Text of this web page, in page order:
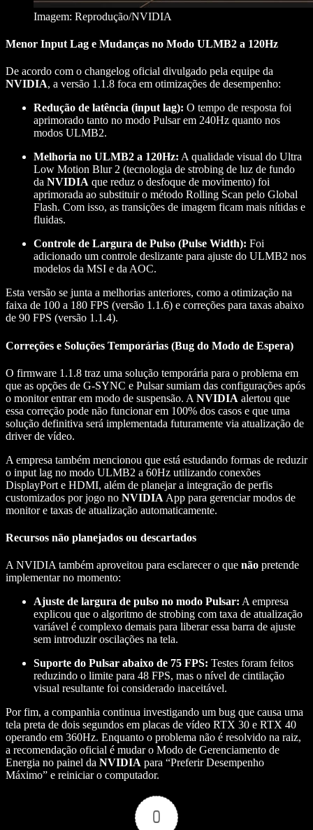
Imagem: Reprodução/NVIDIA
Menor Input Lag e Mudanças no Modo ULMB2 a 120Hz
De acordo com o changelog oficial divulgado pela equipe da
NVIDIA, a versão 1.1.8 foca em otimizações de desempenho:
Redução de latência (input lag): O tempo de resposta foi
aprimorado tanto no modo Pulsar em 240Hz quanto nos
modos ULMB2.
Melhoria no ULMB2 a 120Hz: A qualidade visual do Ultra
Low Motion Blur 2 (tecnologia de strobing de luz de fundo
da NVIDIA que reduz o desfoque de movimento) foi
aprimorada ao substituir o método Rolling Scan pelo Global
Flash. Com isso, as transições de imagem ficam mais nítidas e
fluidas.
Controle de Largura de Pulso (Pulse Width): Foi
adicionado um controle deslizante para ajuste do ULMB2 nos
modelos da MSI e da AOC.
Esta versão se junta a melhorias anteriores, como a otimização na
faixa de 100 a 180 FPS (versão 1.1.6) e correções para taxas abaixo
de 90 FPS (versão 1.1.4).
Correções e Soluções Temporárias (Bug do Modo de Espera)
O firmware 1.1.8 traz uma solução temporária para o problema em
que as opções de G-SYNC e Pulsar sumiam das configurações após
o monitor entrar em modo de suspensão. A NVIDIA alertou que
essa correção pode não funcionar em 100% dos casos e que uma
solução definitiva será implementada futuramente via atualização de
driver de vídeo.
A empresa também mencionou que está estudando formas de reduzir
o input lag no modo ULMB2 a 60Hz utilizando conexões
DisplayPort e HDMI, além de planejar a integração de perfis
customizados por jogo no NVIDIA App para gerenciar modos de
monitor e taxas de atualização automaticamente.
Recursos não planejados ou descartados
A NVIDIA também aproveitou para esclarecer o que não pretende
implementar no momento:
Ajuste de largura de pulso no modo Pulsar: A empresa
explicou que o algoritmo de strobing com taxa de atualização
variável é complexo demais para liberar essa barra de ajuste
sem introduzir oscilações na tela.
Suporte do Pulsar abaixo de 75 FPS: Testes foram feitos
reduzindo o limite para 48 FPS, mas o nível de cintilação
visual resultante foi considerado inaceitável.
Por fim, a companhia continua investigando um bug que causa uma
tela preta de dois segundos em placas de vídeo RTX 30 e RTX 40
operando em 360Hz. Enquanto o problema não é resolvido na raiz,
a recomendação oficial é mudar o Modo de Gerenciamento de
Energia no painel da NVIDIA para “Preferir Desempenho
Máximo” e reiniciar o computador.
0